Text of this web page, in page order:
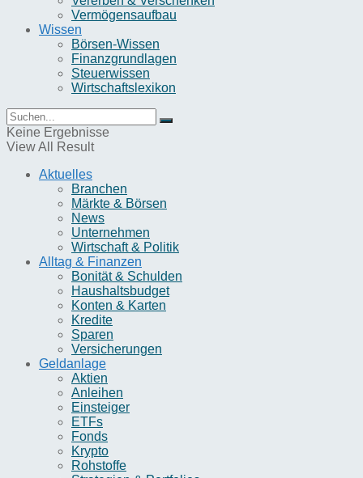
Vermögensaufbau
Wissen
Börsen-Wissen
Finanzgrundlagen
Steuerwissen
Wirtschaftslexikon
Keine Ergebnisse
View All Result
Aktuelles
Branchen
Märkte & Börsen
News
Unternehmen
Wirtschaft & Politik
Alltag & Finanzen
Bonität & Schulden
Haushaltsbudget
Konten & Karten
Kredite
Sparen
Versicherungen
Geldanlage
Aktien
Anleihen
Einsteiger
ETFs
Fonds
Krypto
Rohstoffe